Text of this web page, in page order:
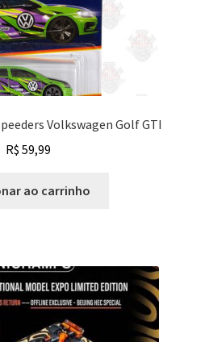
Volkswagen Golf GTI
R$ 59,99
ao carrinho